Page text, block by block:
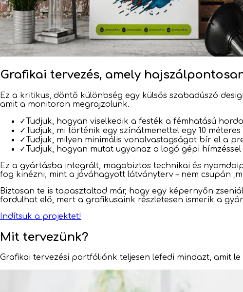
Grafikai tervezés, amely
Ez a kritikus, döntő különbség egy külsős szabadúszó
amit a monitoron megrajzolunk.
✓Tudjuk, hogyan viselkedik a festék a fémhatású
✓Tudjuk, mi történik egy színátmenettel egy 10
✓Tudjuk, milyen minimális vonalvastagságot bír el a
✓Tudjuk, hogyan mutat ugyanaz a logó gépi
Ez a gyártásba integrált, magabiztos technikai és
fog kinézni, mint a jóváhagyott látványterv – nem csupán
Biztosan te is tapasztaltad már, hogy egy képernyőn
fordulhat elő, mert a grafikusaink részletesen ismerik a
Indítsuk a projektet!
Mit tervezünk?
Grafikai tervezési portfóliónk teljesen lefedi mindazt, amit